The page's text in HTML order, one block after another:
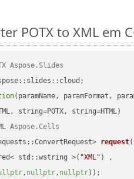
POTX to XML em
Aspose.Slides
(paramName, paramFormat,
Aspose.Cells
request(
std::wstring >(
"XML" )
, nullptr, nullptr))